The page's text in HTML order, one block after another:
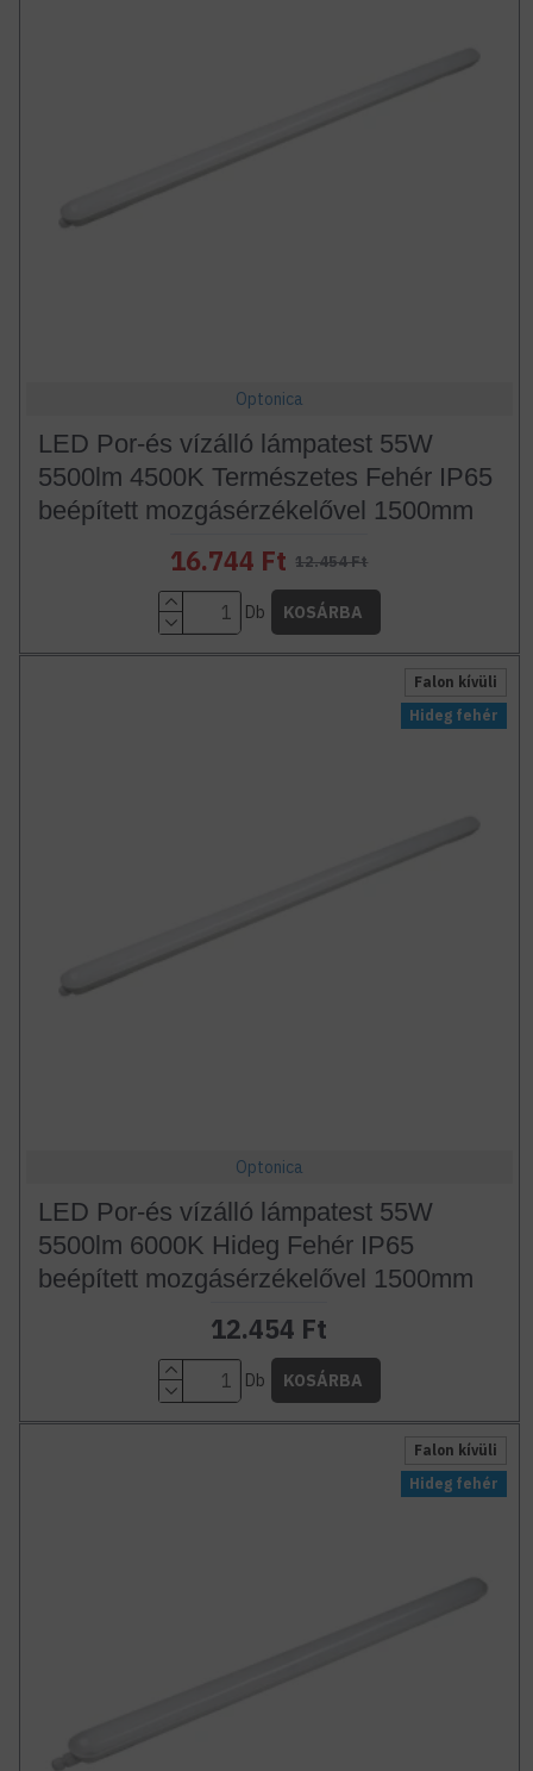
Optonica
LED Por-és vízálló lámpatest 55W
5500lm 4500K Természetes Fehér IP65
beépített mozgásérzékelővel 1500mm
16.744 Ft 12.454 Ft
Db KOSÁRBA
Hideg fehér
Falon kívüli
Optonica
LED Por-és vízálló lámpatest 55W
5500lm 6000K Hideg Fehér IP65
beépített mozgásérzékelővel 1500mm
12.454 Ft
Db KOSÁRBA
Hideg fehér
Falon kívüli